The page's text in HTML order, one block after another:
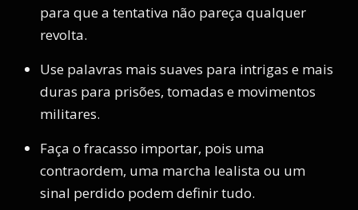
para que a tentativa não pareça qualquer
revolta.
Use palavras mais suaves para intrigas e mais
duras para prisões, tomadas e movimentos
militares.
Faça o fracasso importar, pois uma
contraordem, uma marcha lealista ou um
sinal perdido podem definir tudo.